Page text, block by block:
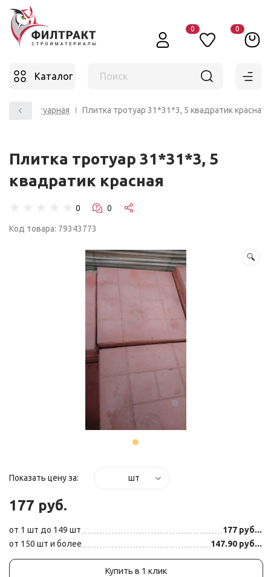
0 0
Каталог Поиск
тротуарная Плитка тротуар 31*31*3, 5 квадратик красная
Плитка тротуар 31*31*3, 5
квадратик красная
Код товара: 79343773
Показать цену за: шт
177 руб.
от 1 шт до 149 шт
177 руб...
от 150 шт и более
147.90 руб...
Купить в 1 клик